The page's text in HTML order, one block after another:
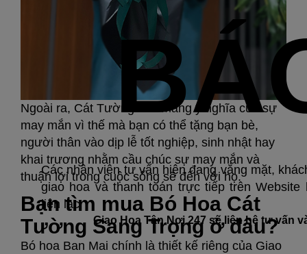
Ngoài ra, Cát Tường còn mang ý nghĩa của sự
may mắn vì thế mà bạn có thể tặng bạn bè,
người thân vào dịp lễ tốt nghiệp, sinh nhật hay
khai trương nhằm cầu chúc sự may mắn và
thuận lợi trong cuộc sống sẽ đến với họ.
Bạn tìm mua Bó Hoa Cát
Tường Sang Trọng ở đâu?
Bó hoa Ban Mai chính là thiết kế riêng của Giao
Các nhân viên tư vấn hiện đang vắng mặt,
giao hoa và thanh toán trực tiếp trên Website
liên lạc
Giao Hoa Tận Nơi 247 sẽ liên hệ tư vấn